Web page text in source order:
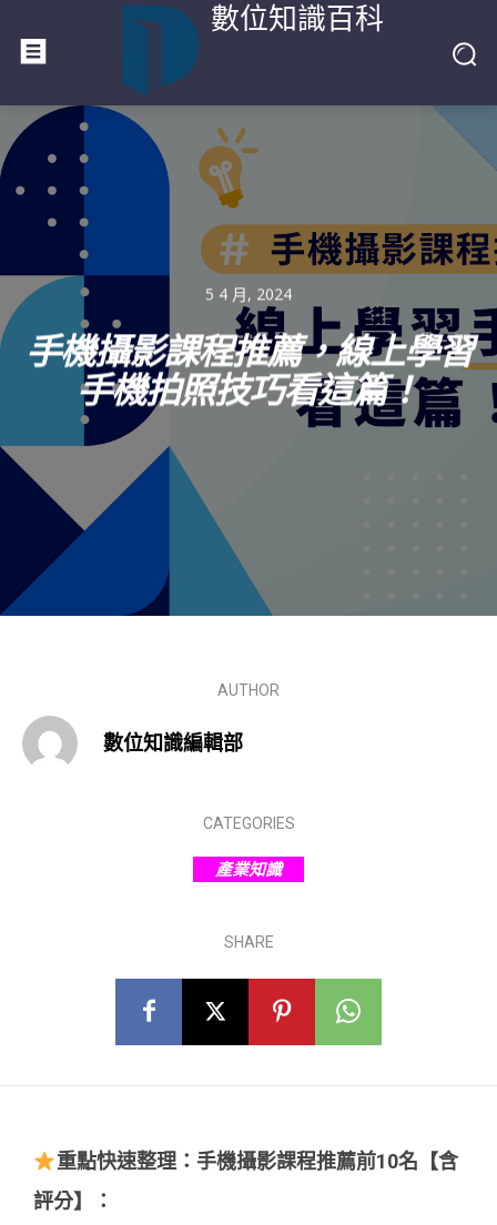
數位知識百科
5 4 月, 2024
手機攝影課程推薦，線上學習
手機拍照技巧看這篇！
AUTHOR
數位知識編輯部
CATEGORIES
產業知識
SHARE
重點快速整理：手機攝影課程推薦前10名【含
評分】：